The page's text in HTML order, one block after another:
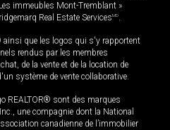
immeubles Mont-Tremblant »
Real Estate ServicesMD.
ainsi que les logos qui s'y rapportent
rendus par les membres
de la vente et de la location de
système de vente collaborative.
REALTOR® sont des marques
une compagnie dont la National
canadienne de l’immobilier